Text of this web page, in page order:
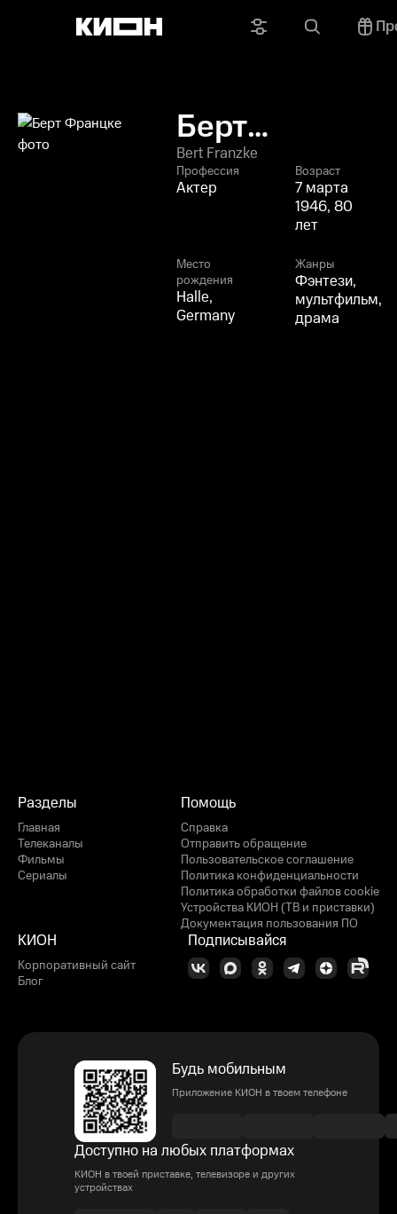
Берт
Францке
Bert Franzke
Профессия
Актер
Возраст
7 марта
1946, 80
лет
Место
рождения
Halle,
Germany
Жанры
Фэнтези,
мультфильм,
драма
Разделы
Главная
Телеканалы
Фильмы
Сериалы
Помощь
Справка
Отправить обращение
Пользовательское соглашение
Политика конфиденциальности
Политика обработки файлов cookie
Устройства КИОН (ТВ и приставки)
Документация пользования ПО
КИОН
Корпоративный сайт
Блог
Подписывайся
Будь мобильным
Приложение КИОН в твоем телефоне
Доступно на любых платформах
КИОН в твоей приставке, телевизоре и других
устройствах